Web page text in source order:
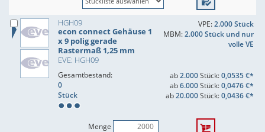
HGH09
econ connect Gehäuse 1
x 9 polig gerade
Rastermaß 1,25 mm
EVE: HGH09
VPE:2.000 Stück
MBM:2.000 Stück und nur
volle VE
Gesamtbestand:
0
Stück
ab2.000Stück:0,0535 €*
ab6.000Stück:0,0476 €*
ab20.000Stück:0,0436 €*
Menge